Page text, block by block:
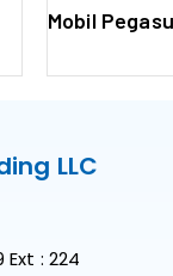
Mobil
LLC
: 224